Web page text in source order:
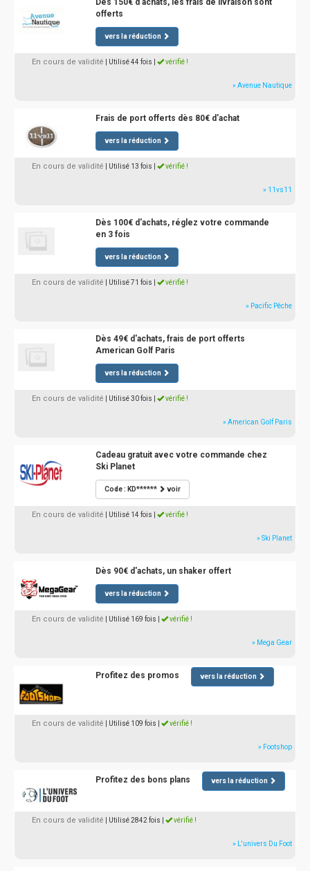
Dès 150€ d'achats, les frais de livraison sont
offerts
vers la réduction
En cours de validité | Utilisé 44 fois vérifié !
» Avenue Nautique
Frais de port offerts dès 80€ d'achat
vers la réduction
En cours de validité | Utilisé 13 fois vérifié !
» 11vs11
Dès 100€ d'achats, réglez votre commande
en 3 fois
vers la réduction
En cours de validité | Utilisé 71 fois vérifié !
» Pacific Pêche
Dès 49€ d'achats, frais de port offerts
American Golf Paris
vers la réduction
En cours de validité | Utilisé 30 fois vérifié !
» American Golf Paris
Cadeau gratuit avec votre commande chez
Ski Planet
Code : KD****** voir
En cours de validité | Utilisé 14 fois vérifié !
» Ski Planet
Dès 90€ d'achats, un shaker offert
vers la réduction
En cours de validité | Utilisé 169 fois vérifié !
» Mega Gear
Profitez des promos vers la réduction
En cours de validité | Utilisé 109 fois vérifié !
» Footshop
Profitez des bons plans vers la réduction
En cours de validité | Utilisé 2842 fois vérifié !
» L'univers Du Foot